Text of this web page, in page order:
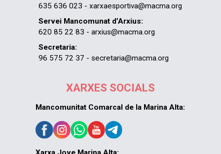
635 636 023 - xarxaesportiva@macma.org
Servei Mancomunat d’Arxius:
620 85 22 83 - arxius@macma.org
Secretaria:
96 575 72 37 - secretaria@macma.org
XARXES SOCIALS
Mancomunitat Comarcal de la Marina Alta: